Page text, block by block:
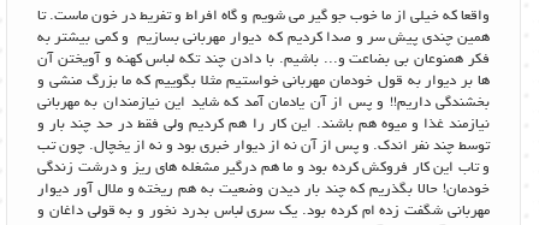
واقعا که خیلی از ما خوب جو گیر می شویم و گاه افراط و تفریط در خون ماست. تا
همین چندی پیش سر و صدا کردیم که دیوار مهربانی بسازیم و کمی بیشتر به
فکر همنوعان بی بضاعت و... باشیم. با دادن چند تکه لباس کهنه و آویختن آن
ها بر دیوار به قول خودمان مهربانی خواستیم مثلا بگوییم که ما بزرگ منشی و
بخشندگی داریم!! و پس از آن یادمان آمد که شاید این نیازمندان به مهربانی
نیازمند غذا و میوه هم باشند. این کار را هم کردیم ولی فقط در حد چند بار و
توسط چند نفر اندک. و پس از آن نه از دیوار خبری بود و نه از یخچال. چون تب
و تاب این کار فروکش کرده بود و ما هم درگیر مشغله های ریز و درشت زندگی
خودمان! حالا بگذریم که چند بار دیدن وضعیت به هم ریخته و ملال آور دیوار
مهربانی شگفت زده ام کرده بود. یک سری لباس بدرد نخور و به قولی داغان و